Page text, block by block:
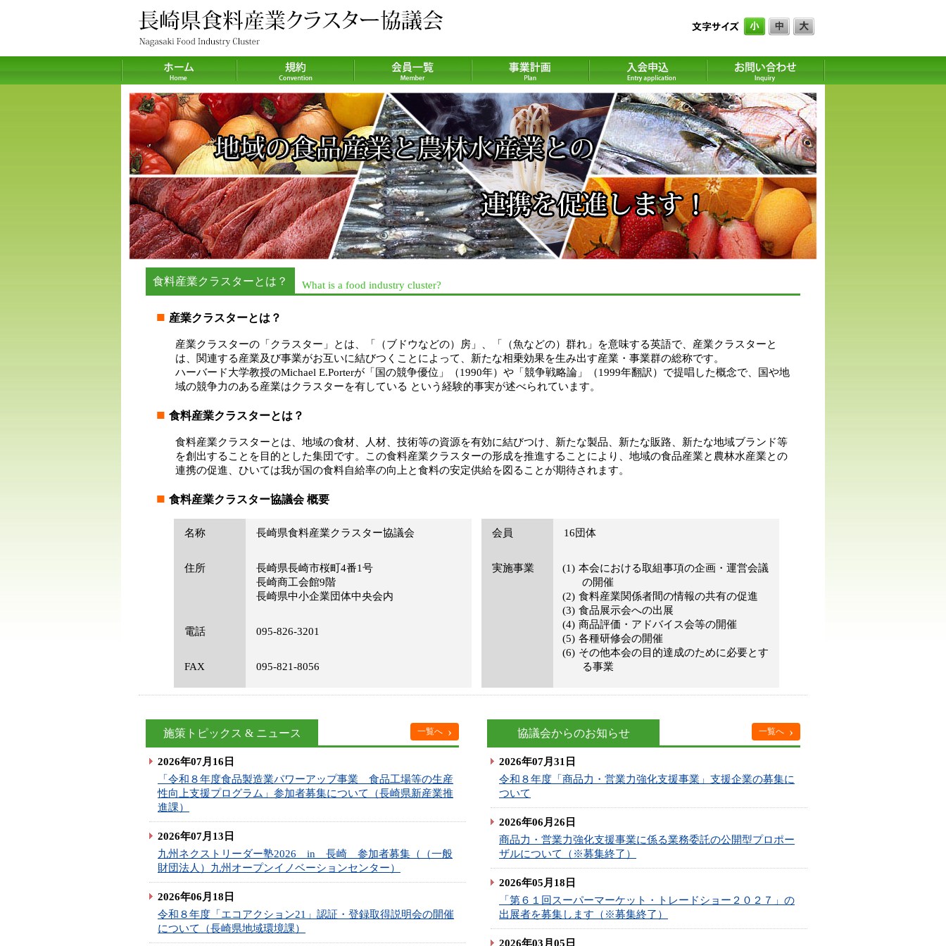
食料産業クラスターとは？ What is a food industry cluster?
■ 産業クラスターとは？
産業クラスターの「クラスター」とは、「（ブドウなどの）房」、「（魚などの）群れ」を意味する英語で、産業クラスターと
は、関連する産業及び事業がお互いに結びつくことによって、新たな相乗効果を生み出す産業・事業群の総称です。
ハーバード大学教授のMichael E.Porterが「国の競争優位」（1990年）や「競争戦略論」（1999年翻訳）で提唱した概念で、国や地
域の競争力のある産業はクラスターを有している という経験的事実が述べられています。
■ 食料産業クラスターとは？
食料産業クラスターとは、地域の食材、人材、技術等の資源を有効に結びつけ、新たな製品、新たな販路、新たな地域ブランド等
を創出することを目的とした集団です。この食料産業クラスターの形成を推進することにより、地域の食品産業と農林水産業との
連携の促進、ひいては我が国の食料自給率の向上と食料の安定供給を図ることが期待されます。
■ 食料産業クラスター協議会 概要
名称 長崎県食料産業クラスター協議会
住所
長崎県長崎市桜町4番1号
長崎商工会館9階
長崎県中小企業団体中央会内
電話 095-826-3201
FAX 095-821-8056
会員 16団体
実施事業
本会における取組事項の企画・運営会議
の開催
食料産業関係者間の情報の共有の促進
食品展示会への出展
商品評価・アドバイス会等の開催
各種研修会の開催
その他本会の目的達成のために必要とす
る事業
施策トピックス & ニュース 一覧へ ›
2026年07月16日
「令和８年度食品製造業パワーアップ事業 食品工場等の生産
性向上支援プログラム」参加者募集について（長崎県新産業推
進課）
2026年07月13日
九州ネクストリーダー塾2026 in 長崎 参加者募集（（一般
財団法人）九州オープンイノベーションセンター）
2026年06月18日
令和８年度「エコアクション21」認証・登録取得説明会の開催
について（長崎県地域環境課）
協議会からのお知らせ 一覧へ ›
2026年07月31日
令和８年度「商品力・営業力強化支援事業」支援企業の募集に
ついて
2026年06月26日
商品力・営業力強化支援事業に係る業務委託の公開型プロポー
ザルについて（※募集終了）
2026年05月18日
「第６１回スーパーマーケット・トレードショー２０２７」の
出展者を募集します（※募集終了）
2026年03月05日